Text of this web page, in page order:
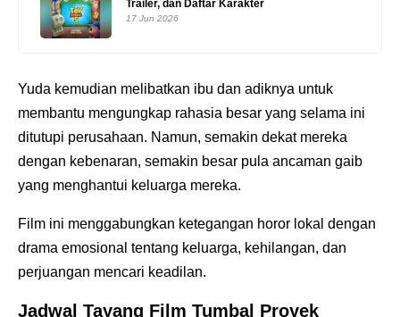
Trailer, dan Daftar Karakter
17 Jun 2026
Yuda kemudian melibatkan ibu dan adiknya untuk
membantu mengungkap rahasia besar yang selama ini
ditutupi perusahaan. Namun, semakin dekat mereka
dengan kebenaran, semakin besar pula ancaman gaib
yang menghantui keluarga mereka.
Film ini menggabungkan ketegangan horor lokal dengan
drama emosional tentang keluarga, kehilangan, dan
perjuangan mencari keadilan.
Jadwal Tayang Film Tumbal Proyek